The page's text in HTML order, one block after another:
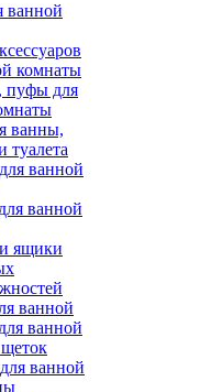
ванной
комнаты
пуфы для
ванны,
туалета
ванной
ванной
ящики
ванной
ванной
ванной